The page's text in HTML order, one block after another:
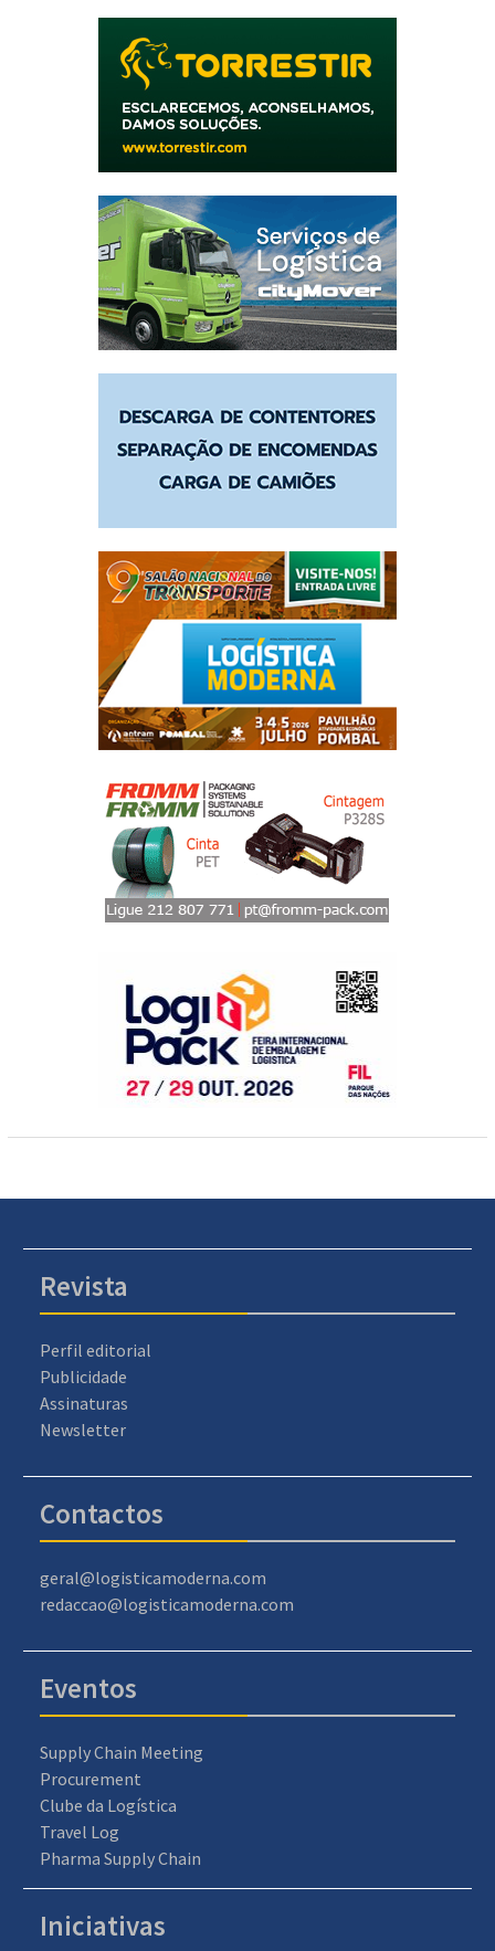
Revista
Perfil editorial
Publicidade
Assinaturas
Newsletter
Contactos
geral@logisticamoderna.com
redaccao@logisticamoderna.com
Eventos
Supply Chain Meeting
Procurement
Clube da Logística
Travel Log
Pharma Supply Chain
Iniciativas